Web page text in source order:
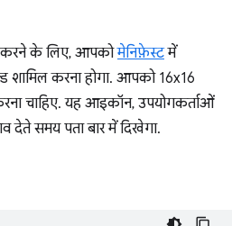
करने के लिए, आपकोमेनिफ़ेस्टमें
शामिल करना होगा. आपको 16x16
चाहिए. यह आइकॉन, उपयोगकर्ताओं
देते समय पता बार में दिखेगा.